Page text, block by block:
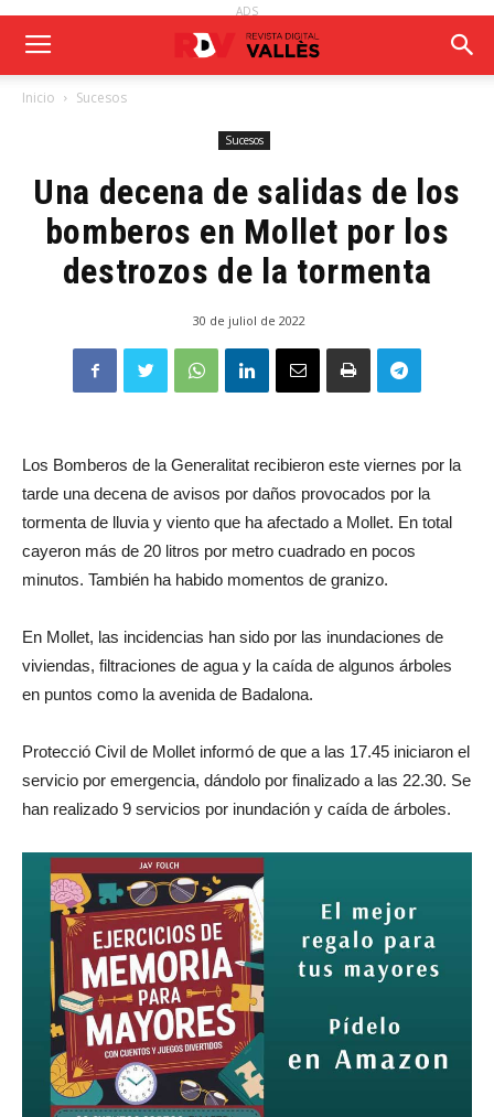
ADS
Inicio Sucesos
Sucesos
Una decena de salidas de los
bomberos en Mollet por los
destrozos de la tormenta
30 de juliol de 2022
Los Bomberos de la Generalitat recibieron este viernes por la
tarde una decena de avisos por daños provocados por la
tormenta de lluvia y viento que ha afectado a Mollet. En total
cayeron más de 20 litros por metro cuadrado en pocos
minutos. También ha habido momentos de granizo.
En Mollet, las incidencias han sido por las inundaciones de
viviendas, filtraciones de agua y la caída de algunos árboles
en puntos como la avenida de Badalona.
Protecció Civil de Mollet informó de que a las 17.45 iniciaron el
servicio por emergencia, dándolo por finalizado a las 22.30. Se
han realizado 9 servicios por inundación y caída de árboles.